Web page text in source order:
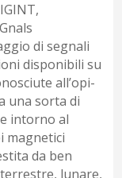
di segnali
disponibili su
all’opi­
una sorta di
intorno al
magnetici
da ben
lunare,